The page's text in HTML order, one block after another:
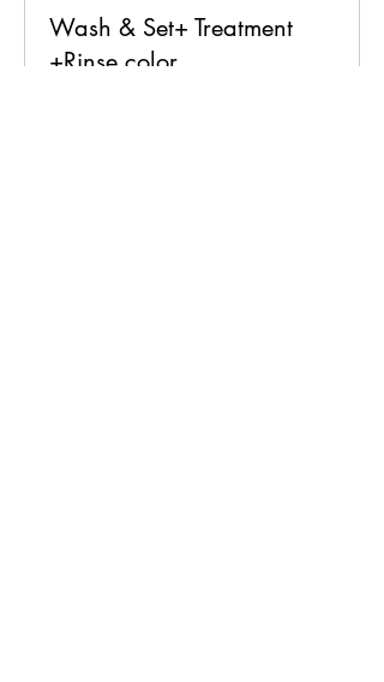
Wash & Set+ Treatment
+Rinse color